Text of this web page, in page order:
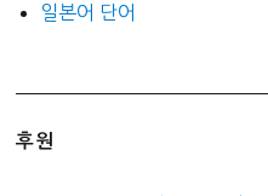
일본어 단어
후원